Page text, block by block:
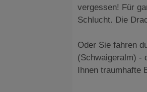
vergessen! Für
Schlucht. Die
Oder Sie fahren
(Schwaigeralm) -
Ihnen traumhafte